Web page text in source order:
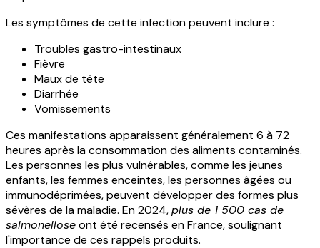
Les symptômes de cette infection peuvent inclure :
Troubles gastro-intestinaux
Fièvre
Maux de tête
Diarrhée
Vomissements
Ces manifestations apparaissent généralement 6 à 72
heures après la consommation des aliments contaminés.
Les personnes les plus vulnérables, comme les jeunes
enfants, les femmes enceintes, les personnes âgées ou
immunodéprimées, peuvent développer des formes plus
sévères de la maladie. En 2024,plus de 1 500 cas de
salmonelloseont été recensés en France, soulignant
l'importance de ces rappels produits.